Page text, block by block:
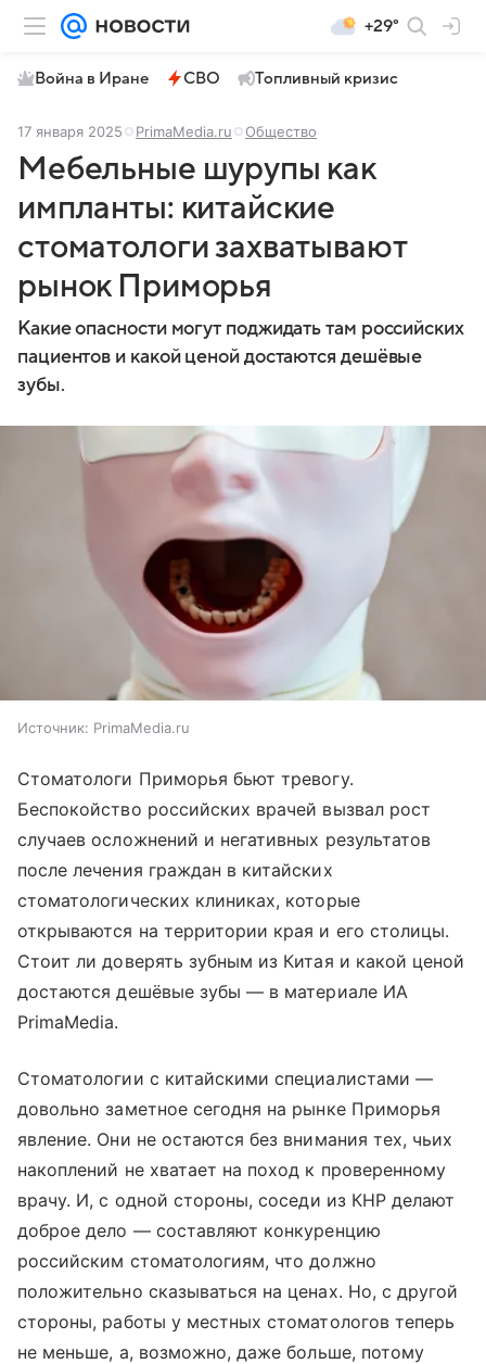
+29°
Война в Иране СВО Топливный кризис
17 января 2025 PrimaMedia.ru Общество
Мебельные шурупы как
импланты: китайские
стоматологи захватывают
рынок Приморья
Какие опасности могут поджидать там российских
пациентов и какой ценой достаются дешёвые
зубы.
Источник: PrimaMedia.ru
Стоматологи Приморья бьют тревогу.
Беспокойство российских врачей вызвал рост
случаев осложнений и негативных результатов
после лечения граждан в китайских
стоматологических клиниках, которые
открываются на территории края и его столицы.
Стоит ли доверять зубным из Китая и какой ценой
достаются дешёвые зубы — в материале ИА
PrimaMedia.
Стоматологии с китайскими специалистами —
довольно заметное сегодня на рынке Приморья
явление. Они не остаются без внимания тех, чьих
накоплений не хватает на поход к проверенному
врачу. И, с одной стороны, соседи из КНР делают
доброе дело — составляют конкуренцию
российским стоматологиям, что должно
положительно сказываться на ценах. Но, с другой
стороны, работы у местных стоматологов теперь
не меньше, а, возможно, даже больше, потому